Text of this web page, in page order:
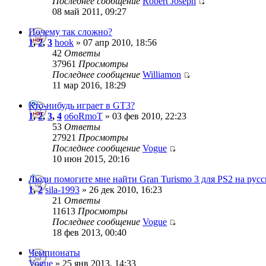
08 май 2011, 09:27
Почему так сложно?
1,2,3 hook » 07 апр 2010, 18:56
42 Ответы
37961 Просмотры
Последнее сообщение Williamon
11 мар 2016, 18:29
Кто-нибудь играет в GT3?
1,2,3, 4 o6oRmoT » 03 фев 2010, 22:23
53 Ответы
27921 Просмотры
Последнее сообщение Vogue
10 июн 2015, 20:16
Люди помогите мне найти Gran Turismo 3 для PS2 на
1,2 sila-1993 » 26 дек 2010, 16:23
21 Ответы
11613 Просмотры
Последнее сообщение Vogue
18 фев 2013, 00:40
Чемпионаты
Vogue » 25 янв 2013, 14:33